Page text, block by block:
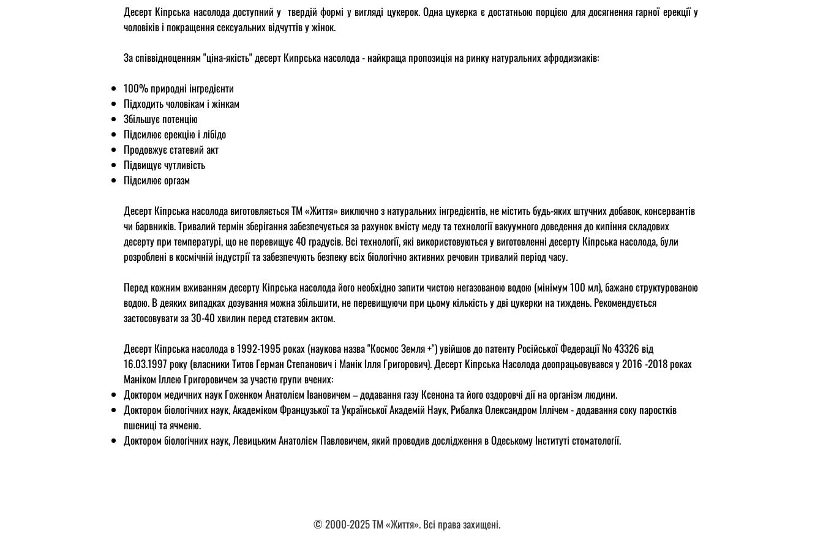
Десерт Кіпрська насолода доступний у твердій формі у вигляді цукерок. Одна цукерка є достатньою порцією для досягнення гарної ерекції у
чоловіків і покращення сексуальних відчуттів у жінок.
За співвідноценням "ціна-якість" десерт Кипрська насолода - найкраща пропозиція на ринку натуральних афродизиаків:
​100% природні інгредієнти
Підходить чоловікам і жінкам
Збільшує потенцію
Підсилює ерекцію і лібідо
Продовжує статевий акт
Підвищує чутливість
Підсилює оргазм
Десерт Кіпрська насолода виготовляється ТМ «Життя» виключно з натуральних інгредієнтів, не містить будь-яких штучних добавок, консервантів
чи барвників. Тривалий термін зберігання забезпечується за рахунок вмісту меду та технології вакуумного доведення до кипіння складових
десерту при температурі, що не перевищує 40 градусів. Всі технології, які використовуються у виготовленні десерту Кіпрська насолода, були
розроблені в космічній індустрії та забезпечують безпеку всіх біологічно активних речовин тривалий період часу.
Перед кожним вживанням десерту Кіпрська насолода його необхідно запити чистою негазованою водою (мінімум 100 мл), бажано структурованою
водою. В деяких випадках дозування можна збільшити, не перевищуючи при цьому кількість у дві цукерки на тиждень. Рекомендується
застосовувати за 30-40 хвилин перед статевим актом.
Десерт Кіпрська насолода в 1992-1995 роках (наукова назва "Космос Земля +") увійшов до патенту Російської Федерації № 43326 від
16.03.1997 року (власники Титов Герман Степанович і Манік Ілля Григорович). Десерт Кіпрська Насолода доопрацьовувався у 2016 -2018 роках
Маніком Іллею Григоровичем за участю групи вчених:
Доктором медичних наук Гоженком Анатолієм Івановичем – додавання газу Ксенона та його оздоровчі дії на організм людини.
Доктором біологічних наук, Академіком Французької та Української Академій Наук, Рибалка Олександром Іллічем - додавання соку паростків
пшениці та ячменю.
Доктором біологічних наук, Левицьким Анатолієм Павловичем, який проводив дослідження в Одеському Інституті стоматології.
© 2000-2025 ТМ «Життя». Всі права захищені.